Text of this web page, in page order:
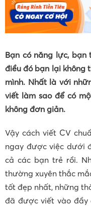
Bạn có năng lực,
điều đó bạn lại không
mình. Nhất là với
viết làm sao để có
không đơn giản.
Vậy cách viết CV
ngay được việc dưới
cả các bạn trẻ rồi.
thường xuyên thắc
tốt đẹp nhất, những
đã được viết vào đầy